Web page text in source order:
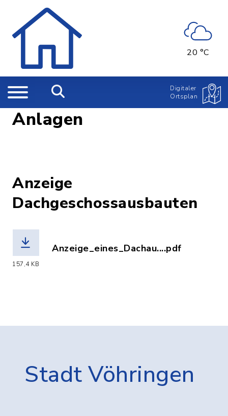
20 °C
Digitaler
Ortsplan
Anlagen
Anzeige
Dachgeschossausbauten
157,4 KB
Anzeige_eines_Dachau....pdf
Stadt Vöhringen